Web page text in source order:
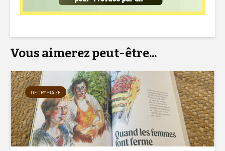
Vous aimerez peut-être...
DÉCRYPTAGE